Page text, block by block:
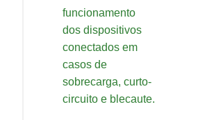
funcionamento
dos dispositivos
conectados em
casos de
sobrecarga, curto-
circuito e blecaute.